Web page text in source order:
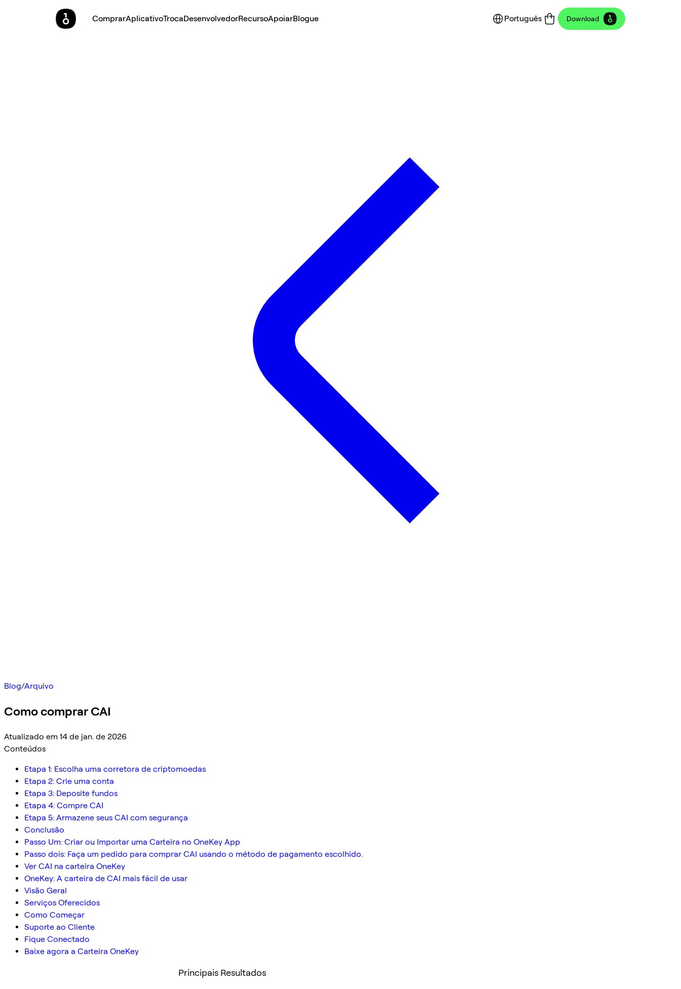
ComprarAplicativoTrocaDesenvolvedorRecursoApoiarBlogue Português Download
Blog/Arquivo
Como comprar CAI
Atualizado em 14 de jan. de 2026
Conteúdos
Etapa 1: Escolha uma corretora de criptomoedas
Etapa 2: Crie uma conta
Etapa 3: Deposite fundos
Etapa 4: Compre CAI
Etapa 5: Armazene seus CAI com segurança
Conclusão
Passo Um: Criar ou Importar uma Carteira no OneKey App
Passo dois: Faça um pedido para comprar CAI usando o método de pagamento escolhido.
Ver CAI na carteira OneKey
OneKey: A carteira de CAI mais fácil de usar
Visão Geral
Serviços Oferecidos
Como Começar
Suporte ao Cliente
Fique Conectado
Baixe agora a Carteira OneKey
Principais Resultados